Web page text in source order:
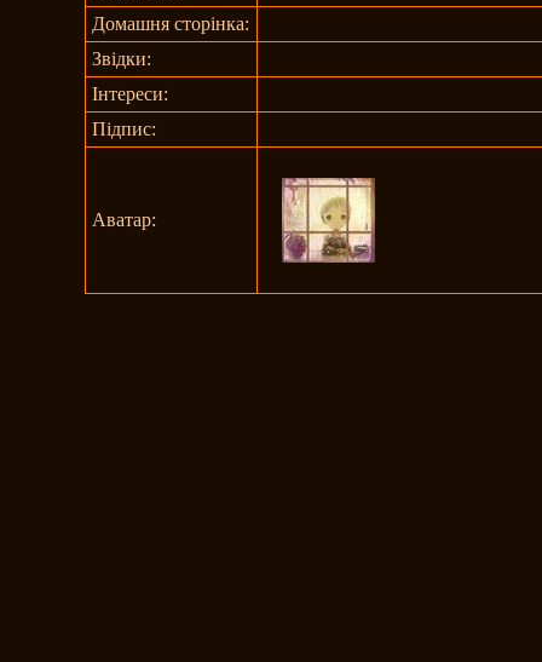
Домашня сторінка:
Звідки:
Інтереси:
Підпис:
Аватар: